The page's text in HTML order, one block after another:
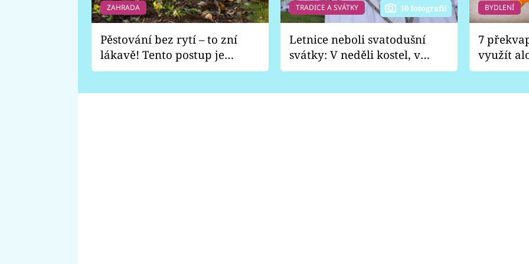
ZAHRADA
Pěstování bez rytí – to zní
lákavě! Tento postup je
vhodný jen pro některé
TRADICE A SVÁTKY 10 fotografií
Letnice neboli svatodušní
svátky: V neděli kostel, v
pondělí zábava
BYDLENÍ
7
využít